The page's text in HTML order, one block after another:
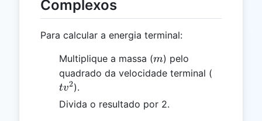
Complexos
Para calcular a energia terminal:
Multiplique a massa (m
m) pelo
quadrado da velocidade terminal (
tv2).
Divida o resultado por 2.